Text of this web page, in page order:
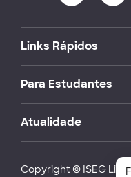
Links Rápidos
Para Estudantes
Atualidade
Copyright © ISEG